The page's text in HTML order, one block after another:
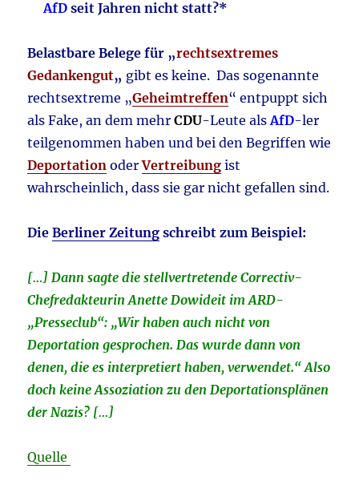
AfD seit Jahren nicht statt?*
Belastbare Belege für „rechtsextremes
Gedankengut„ gibt es keine. Das sogenannte
rechtsextreme „Geheimtreffen“ entpuppt sich
als Fake, an dem mehrCDU-Leute alsAfD-ler
teilgenommen haben und bei den Begriffen wie
Deportation oderVertreibung ist
wahrscheinlich, dass sie gar nicht gefallen sind.
DieBerliner Zeitung schreibt zum Beispiel:
[…] Dann sagte die stellvertretende Correctiv-
Chefredakteurin Anette Dowideit im ARD-
„Presseclub“: „Wir haben auch nicht von
Deportation gesprochen. Das wurde dann von
denen, die es interpretiert haben, verwendet.“ Also
doch keine Assoziation zu den Deportationsplänen
der Nazis? […]
Quelle